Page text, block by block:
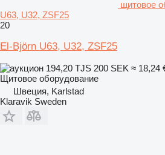
щитовое
U63, U32, ZSF25
20
El-Björn U63, U32, ZSF25
194,20 TJS 200 SEK ≈ 18,24
Щитовое оборудование
Швеция, Karlstad
Klaravik Sweden